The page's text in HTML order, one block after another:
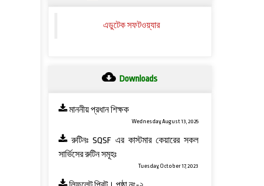
এডুটেক সফটওয়্যার
Downloads
মাননীয় প্রধান শিক্ষক
Wednesday, August 13, 2025
রুটিনঃ SQSF এর কাস্টমার কেয়ারের সকল
সার্ভিসের রুটিন সমূহঃ
Tuesday, October 17, 2023